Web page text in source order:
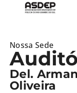
Nossa Sede
Del.
Oliveira